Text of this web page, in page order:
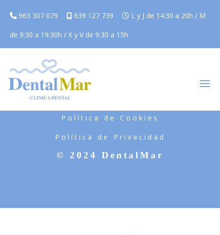
963 307 079 639 127 739 L y J de 14:30 a 20h / M
de 9:30 a 19:30h / X y V de 9:30 a 15h
Política de Cookies
Política de Privacidad
© 2024 DentalMar